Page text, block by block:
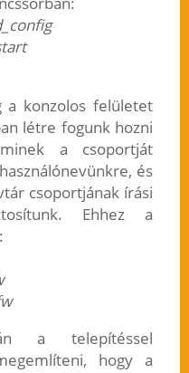
a konzolos felületet
létre fogunk hozni
a csoportját
és
csoportjának írási
Ehhez a
a telepítéssel
hogy a